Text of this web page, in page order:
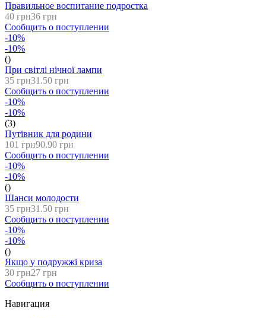
Правильное воспитание подростка
40 грн36 грн
Сообщить о поступлении
-10%
-10%
()
При світлі нічної лампи
35 грн31.50 грн
Сообщить о поступлении
-10%
-10%
(3)
Путівник для родини
101 грн90.90 грн
Сообщить о поступлении
-10%
-10%
()
Шанси молодости
35 грн31.50 грн
Сообщить о поступлении
-10%
-10%
()
Якщо у подружжі криза
30 грн27 грн
Сообщить о поступлении
Навигация